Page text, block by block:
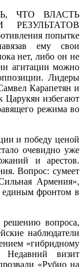
ЧТО ВЛАСТЬ
попытке
ему свои
нет, либо он не
агитации можно
Лидеры
Карапетян и
Царукян избегают
режима во
и победу ценой
очевидно уже
и арестов.
Вопрос: сумеет
Армения»,
единым фронтом в
вопроса,
наблюдатели
«гибридному
Недавний визит
«Рубио на